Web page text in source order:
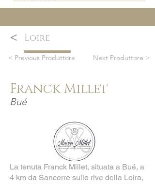
< Loire
< Previous Produttore Next Produttore >
Franck Millet
Bué
La tenuta Franck Millet, situata a Bué, a
4 km da Sancerre sulle rive della Loira,